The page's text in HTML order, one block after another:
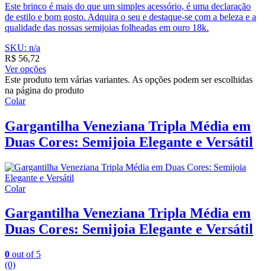
Este brinco é mais do que um simples acessório, é uma declaração
de estilo e bom gosto. Adquira o seu e destaque-se com a beleza e a
qualidade das nossas semijoias folheadas em ouro 18k.
SKU: n/a
R$ 56,72
Ver opções
Este produto tem várias variantes. As opções podem ser escolhidas
na página do produto
Colar
Gargantilha Veneziana Tripla Média em
Duas Cores: Semijoia Elegante e Versátil
Colar
Gargantilha Veneziana Tripla Média em
Duas Cores: Semijoia Elegante e Versátil
0 out of 5
(0)